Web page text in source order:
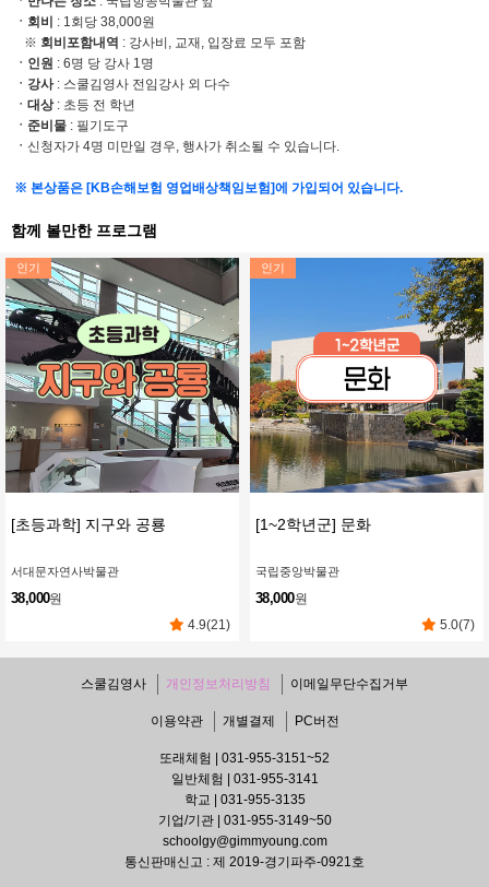
ㆍ회비
: 1회당 38,000원
※ 회비포함내역 : 강사비, 교재, 입장료 모두 포함
ㆍ 인원 : 6명 당 강사 1명
ㆍ 강사: 스쿨김영사 전임강사 외 다수
ㆍ대상: 초등 전 학년
ㆍ 준비물 : 필기도구
ㆍ신청자가 4명 미만일 경우, 행사가 취소될 수 있습니다.
※ 본상품은 [KB손해보험 영업배상책임보험]에 가입되어 있습니다.
함께 볼만한 프로그램
인기
[초등과학] 지구와 공룡
서대문자연사박물관
38,000원
4.9(21)
인기
[1~2학년군] 문화
국립중앙박물관
38,000원
5.0(7)
스쿨김영사 개인정보처리방침 이메일무단수집거부
이용약관 개별결제 PC버전
또래체험 | 031-955-3151~52
일반체험 | 031-955-3141
학교 | 031-955-3135
기업/기관 | 031-955-3149~50
schoolgy@gimmyoung.com
통신판매신고 : 제 2019-경기파주-0921호